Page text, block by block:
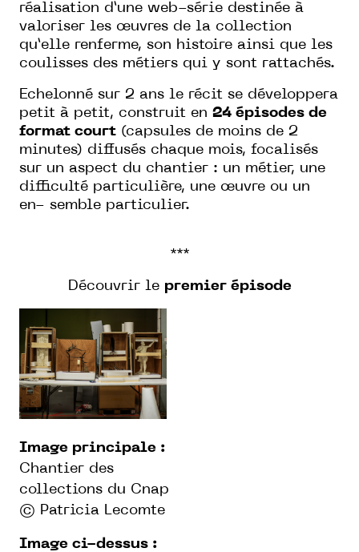
réalisation d’une web-série destinée à
valoriser les œuvres de la collection
qu’elle renferme, son histoire ainsi que les
coulisses des métiers qui y sont rattachés.
Echelonné sur 2 ans le récit se développera
petit à petit, construit en 24 épisodes de
format court (capsules de moins de 2
minutes) diffusés chaque mois, focalisés
sur un aspect du chantier : un métier, une
difficulté particulière, une œuvre ou un
en- semble particulier.
***
Découvrir le premier épisode
Image principale :
Chantier des
collections du Cnap
© Patricia Lecomte
Image ci-dessus :